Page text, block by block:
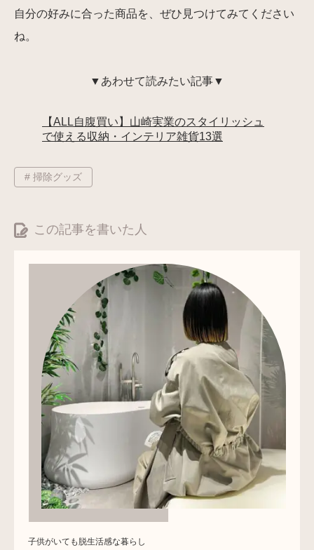
自分の好みに合った商品を、ぜひ見つけてみてください
ね。
▼あわせて読みたい記事▼
【ALL自腹買い】山崎実業のスタイリッシュ
で使える収納・インテリア雑貨13選
# 掃除グッズ
この記事を書いた人
子供がいても脱生活感な暮らし